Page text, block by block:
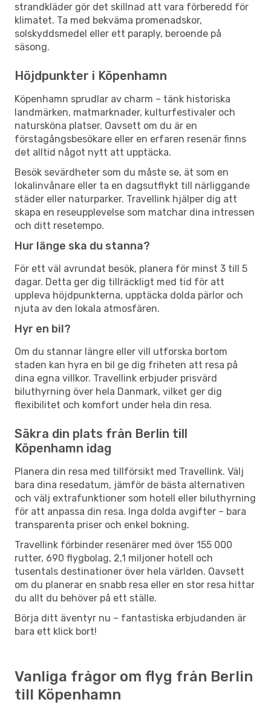
strandkläder gör det skillnad att vara förberedd för
klimatet. Ta med bekväma promenadskor,
solskyddsmedel eller ett paraply, beroende på
säsong.
Höjdpunkter i Köpenhamn
Köpenhamn sprudlar av charm – tänk historiska
landmärken, matmarknader, kulturfestivaler och
natursköna platser. Oavsett om du är en
förstagångsbesökare eller en erfaren resenär finns
det alltid något nytt att upptäcka.
Besök sevärdheter som du måste se, ät som en
lokalinvånare eller ta en dagsutflykt till närliggande
städer eller naturparker. Travellink hjälper dig att
skapa en reseupplevelse som matchar dina intressen
och ditt resetempo.
Hur länge ska du stanna?
För ett väl avrundat besök, planera för minst 3 till 5
dagar. Detta ger dig tillräckligt med tid för att
uppleva höjdpunkterna, upptäcka dolda pärlor och
njuta av den lokala atmosfären.
Hyr en bil?
Om du stannar längre eller vill utforska bortom
staden kan hyra en bil ge dig friheten att resa på
dina egna villkor. Travellink erbjuder prisvärd
biluthyrning över hela Danmark, vilket ger dig
flexibilitet och komfort under hela din resa.
Säkra din plats från Berlin till
Köpenhamn idag
Planera din resa med tillförsikt med Travellink. Välj
bara dina resedatum, jämför de bästa alternativen
och välj extrafunktioner som hotell eller biluthyrning
för att anpassa din resa. Inga dolda avgifter – bara
transparenta priser och enkel bokning.
Travellink förbinder resenärer med över 155 000
rutter, 690 flygbolag, 2,1 miljoner hotell och
tusentals destinationer över hela världen. Oavsett
om du planerar en snabb resa eller en stor resa hittar
du allt du behöver på ett ställe.
Börja ditt äventyr nu – fantastiska erbjudanden är
bara ett klick bort!
Vanliga frågor om flyg från Berlin
till Köpenhamn